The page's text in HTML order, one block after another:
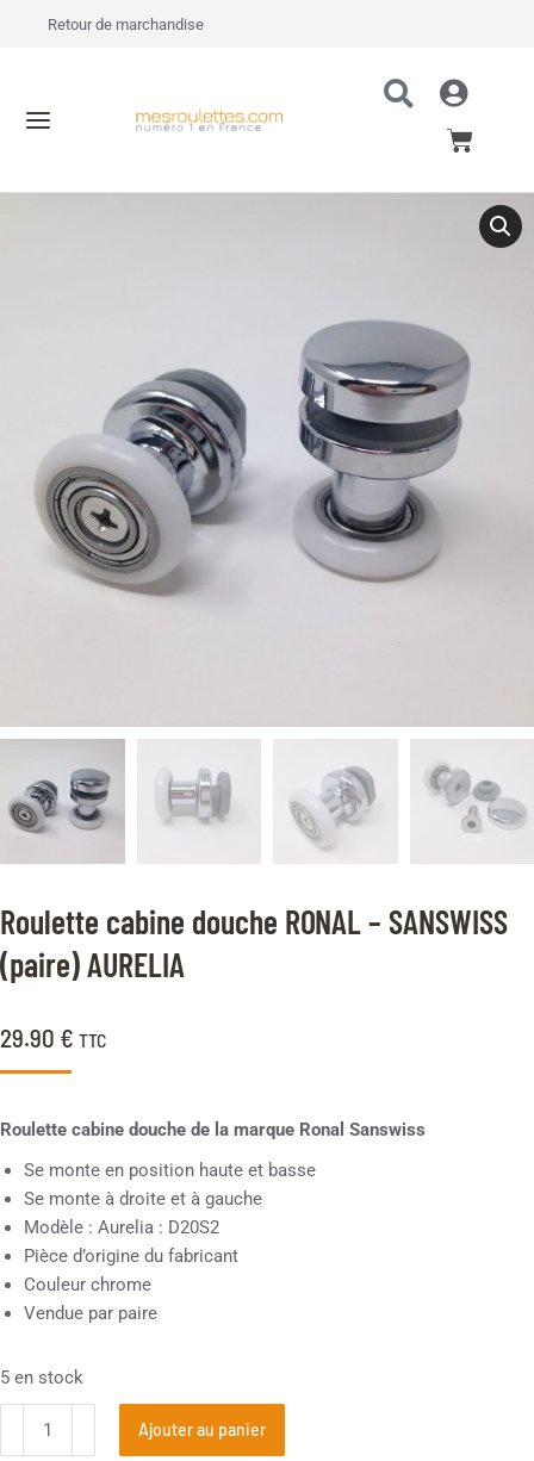
Retour de marchandise
Roulette cabine douche RONAL – SANSWISS
(paire) AURELIA
29.90 € TTC
Roulette cabine douche de la marque Ronal Sanswiss
Se monte en position haute et basse
Se monte à droite et à gauche
Modèle : Aurelia : D20S2
Pièce d’origine du fabricant
Couleur chrome
Vendue par paire
5 en stock
Ajouter au panier